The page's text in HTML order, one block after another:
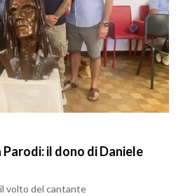
il dono di Daniele
volto del cantante